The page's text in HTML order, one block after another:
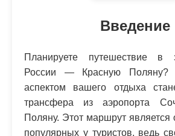
Введение
Планируете путешествие в
России — Красную Поляну?
аспектом вашего отдыха
трансфера из аэропорта
Поляну. Этот маршрут
популярных у туристов, ведь